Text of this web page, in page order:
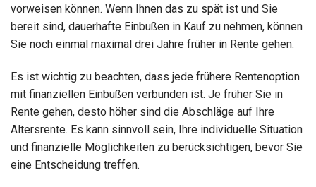
vorweisen können. Wenn Ihnen das zu spät ist und Sie
bereit sind, dauerhafte Einbußen in Kauf zu nehmen, können
Sie noch einmal maximal drei Jahre früher in Rente gehen.
Es ist wichtig zu beachten, dass jede frühere Rentenoption
mit finanziellen Einbußen verbunden ist. Je früher Sie in
Rente gehen, desto höher sind die Abschläge auf Ihre
Altersrente. Es kann sinnvoll sein, Ihre individuelle Situation
und finanzielle Möglichkeiten zu berücksichtigen, bevor Sie
eine Entscheidung treffen.